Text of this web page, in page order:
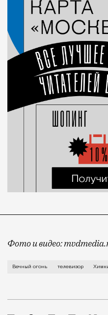
Фото и видео:
Все произошло поздно
Вечный огонь телевизор